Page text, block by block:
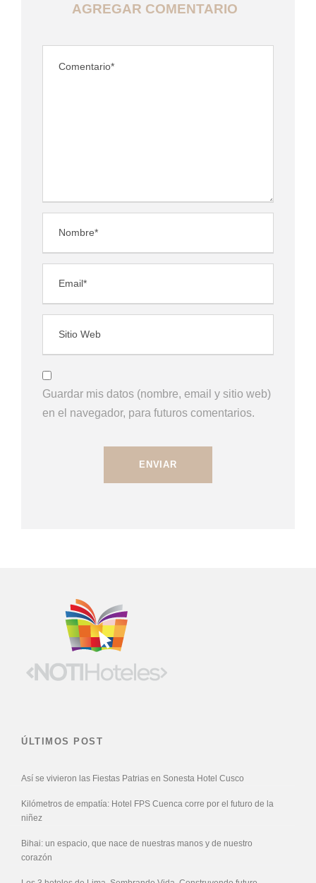
AGREGAR COMENTARIO
Guardar mis datos (nombre, email y sitio web)
en el navegador, para futuros comentarios.
ÚLTIMOS POST
Así se vivieron las Fiestas Patrias en Sonesta Hotel Cusco
Kilómetros de empatía: Hotel FPS Cuenca corre por el futuro de la
niñez
Bihai: un espacio, que nace de nuestras manos y de nuestro
corazón